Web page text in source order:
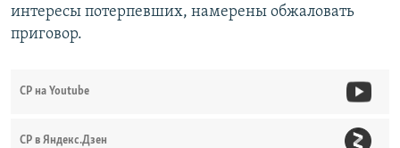
интересы потерпевших, намерены обжаловать
приговор.
СР на Youtube
СР в Яндекс.Дзен